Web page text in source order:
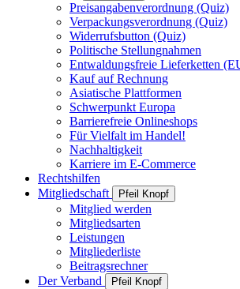
Preisangabenverordnung (Quiz)
Verpackungsverordnung (Quiz)
Widerrufsbutton (Quiz)
Politische Stellungnahmen
Entwaldungsfreie Lieferketten
Kauf auf Rechnung
Asiatische Plattformen
Schwerpunkt Europa
Barrierefreie Onlineshops
Für Vielfalt im Handel!
Nachhaltigkeit
Karriere im E-Commerce
Rechtshilfen
Mitgliedschaft
Pfeil Knopf
Mitglied werden
Mitgliedsarten
Leistungen
Mitgliederliste
Beitragsrechner
Der Verband
Pfeil Knopf